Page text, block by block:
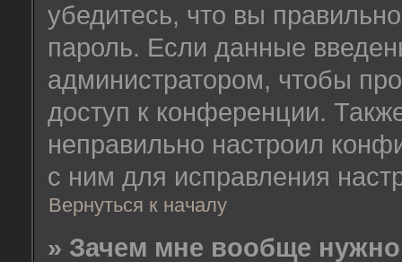
убедитесь, что вы
пароль. Если данные
администратором, чтобы
доступ к конференции.
неправильно настроил
с ним для исправления
Вернуться к началу
» Зачем мне вообще нужно